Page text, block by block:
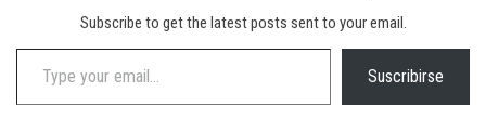
Subscribe to get the latest posts sent to your email.
Type your email…
Suscribirse